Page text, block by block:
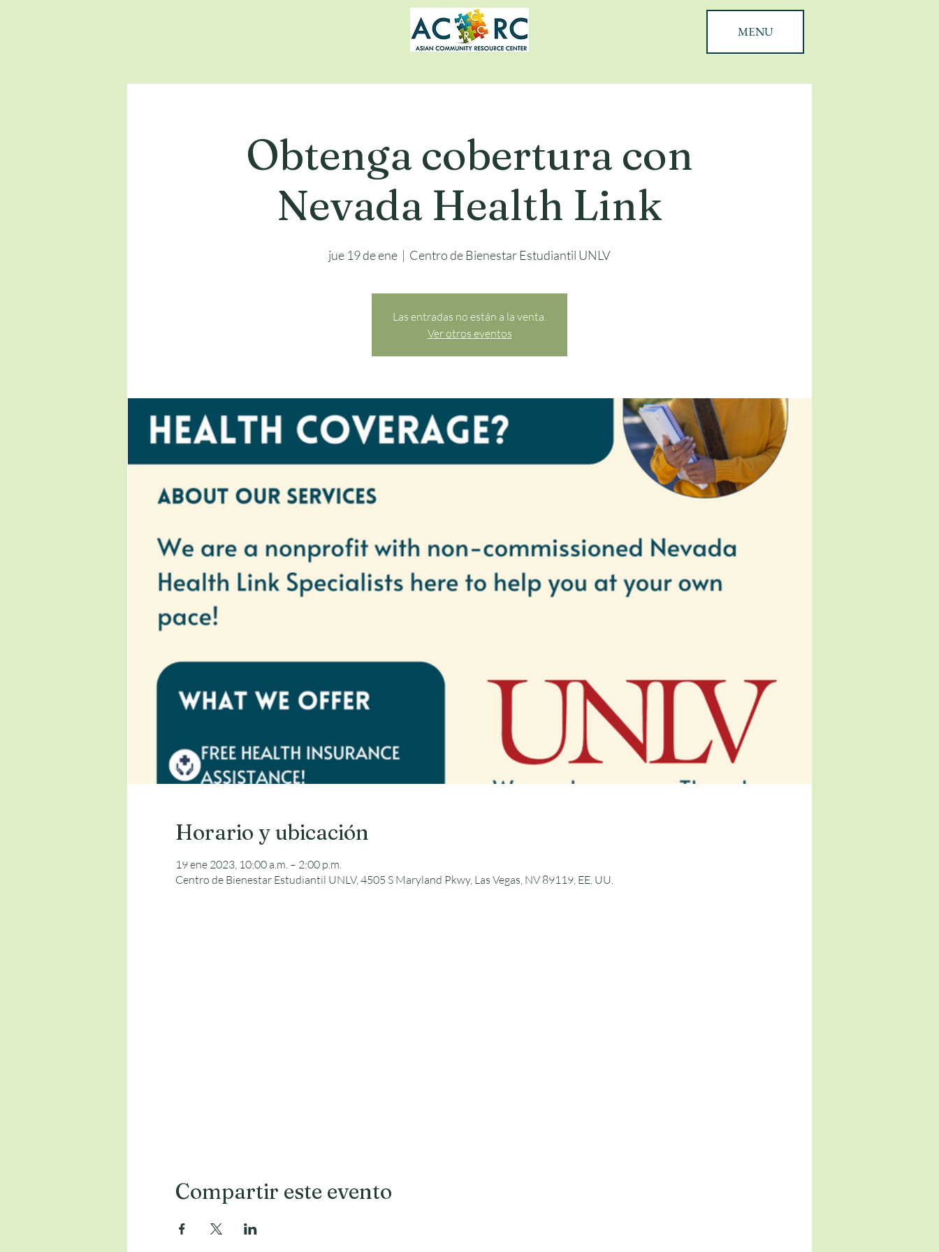
MENU
Obtenga cobertura con
Nevada Health Link
jue 19 de ene
  |
Centro de Bienestar Estudiantil UNLV
Las entradas no están a la venta.
Ver otros eventos
Horario y ubicación
19 ene 2023, 10:00 a.m. – 2:00 p.m.
Centro de Bienestar Estudiantil UNLV, 4505 S Maryland Pkwy, Las Vegas, NV 89119, EE. UU.
Compartir este evento